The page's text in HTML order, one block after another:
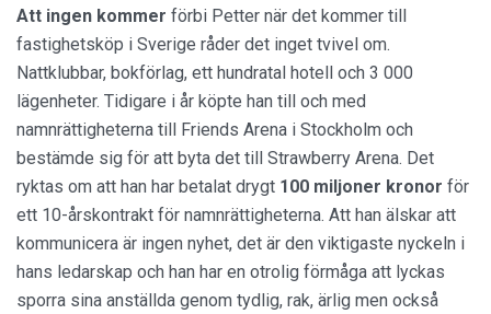
Att ingen kommer förbi Petter när det kommer till
fastighetsköp i Sverige råder det inget tvivel om.
Nattklubbar, bokförlag, ett hundratal hotell och 3 000
lägenheter. Tidigare i år köpte han till och med
namnrättigheterna till Friends Arena i Stockholm och
bestämde sig för att byta det till Strawberry Arena. Det
ryktas om att han har betalat drygt 100 miljoner kronor för
ett 10-årskontrakt för namnrättigheterna. Att han älskar att
kommunicera är ingen nyhet, det är den viktigaste nyckeln i
hans ledarskap och han har en otrolig förmåga att lyckas
sporra sina anställda genom tydlig, rak, ärlig men också